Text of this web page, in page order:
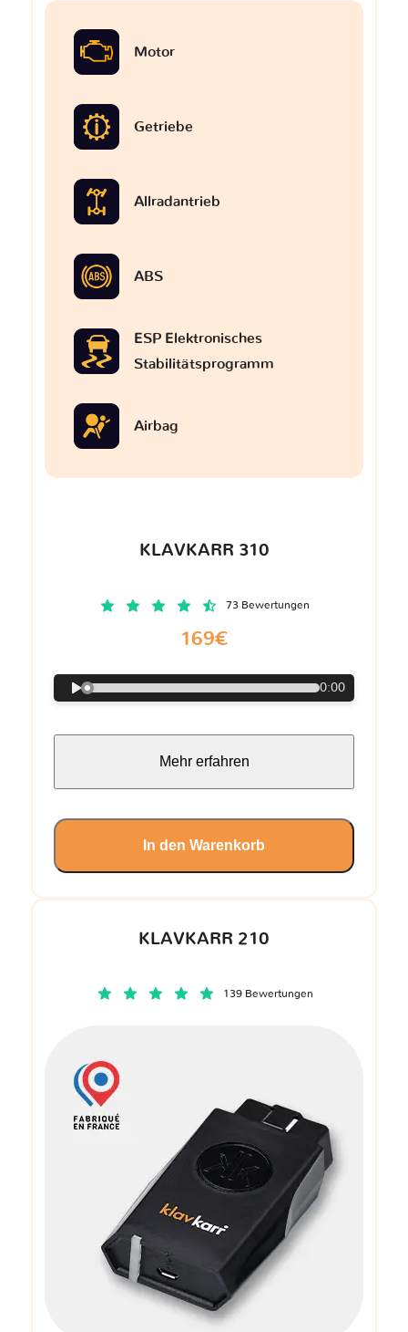
KLAVKARR 210
139 Bewertungen
Motor
Getriebe
Allradantrieb
ABS
ESP Elektronisches
Stabilitätsprogramm
Airbag
KLAVKARR 310
73 Bewertungen
169€
0:00
Mehr erfahren
In den Warenkorb